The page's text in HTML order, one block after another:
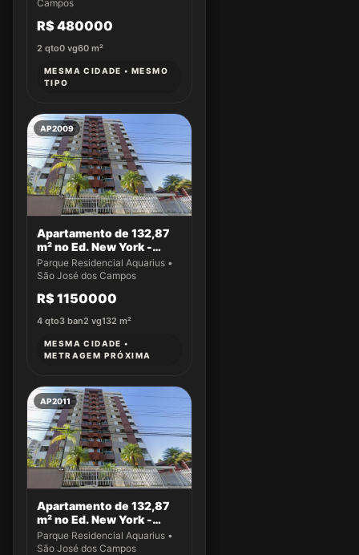
Campos
R$ 480000
2 qto0 vg60 m²
MESMA CIDADE • MESMO
TIPO
AP2009
Apartamento de 132,87
m² no Ed. New York -
Apto 14
Parque Residencial Aquarius •
São José dos Campos
R$ 1150000
4 qto3 ban2 vg132 m²
MESMA CIDADE •
METRAGEM PRÓXIMA
AP2011
Apartamento de 132,87
m² no Ed. New York -
Apto 43
Parque Residencial Aquarius •
São José dos Campos